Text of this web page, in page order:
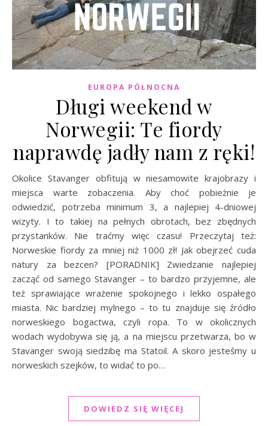
EUROPA PÓŁNOCNA
Długi weekend w
Norwegii: Te fiordy
naprawdę jadły nam z ręki!
Okolice Stavanger obfitują w niesamowite krajobrazy i
miejsca warte zobaczenia. Aby choć pobieżnie je
odwiedzić, potrzeba minimum 3, a najlepiej 4-dniowej
wizyty. I to takiej na pełnych obrotach, bez zbędnych
przystanków. Nie traćmy więc czasu! Przeczytaj też:
Norweskie fiordy za mniej niż 1000 zł! Jak obejrzeć cuda
natury za bezcen? [PORADNIK] Zwiedzanie najlepiej
zacząć od samego Stavanger – to bardzo przyjemne, ale
też sprawiające wrażenie spokojnego i lekko ospałego
miasta. Nic bardziej mylnego – to tu znajduje się źródło
norweskiego bogactwa, czyli ropa. To w okolicznych
wodach wydobywa się ją, a na miejscu przetwarza, bo w
Stavanger swoją siedzibę ma Statoil. A skoro jesteśmy u
norweskich szejków, to widać to po…
DOWIEDZ SIĘ WIĘCEJ